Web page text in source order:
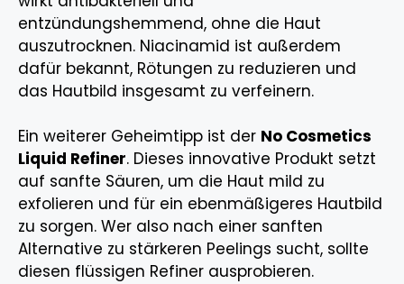
entzündungshemmend, ohne die Haut
auszutrocknen. Niacinamid ist außerdem
dafür bekannt, Rötungen zu reduzieren und
das Hautbild insgesamt zu verfeinern.
Ein weiterer Geheimtipp ist der No Cosmetics
Liquid Refiner. Dieses innovative Produkt setzt
auf sanfte Säuren, um die Haut mild zu
exfolieren und für ein ebenmäßigeres Hautbild
zu sorgen. Wer also nach einer sanften
Alternative zu stärkeren Peelings sucht, sollte
diesen flüssigen Refiner ausprobieren.